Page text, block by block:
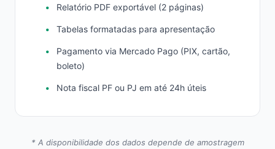
Relatório PDF exportável (2 páginas)
Tabelas formatadas para apresentação
Pagamento via Mercado Pago (PIX, cartão,
boleto)
Nota fiscal PF ou PJ em até 24h úteis
* A disponibilidade dos dados depende de amostragem